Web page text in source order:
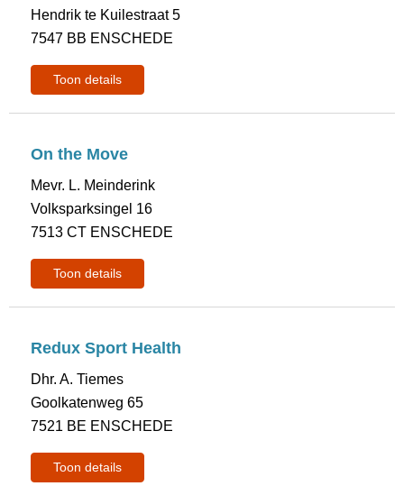
Hendrik te Kuilestraat 5
7547 BB ENSCHEDE
Toon details
On the Move
Mevr. L. Meinderink
Volksparksingel 16
7513 CT ENSCHEDE
Toon details
Redux Sport Health
Dhr. A. Tiemes
Goolkatenweg 65
7521 BE ENSCHEDE
Toon details